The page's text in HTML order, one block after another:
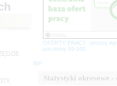
OFERTY PRACY -proszę
pocztowy 69-100
BIP
Statystyki okresowe -